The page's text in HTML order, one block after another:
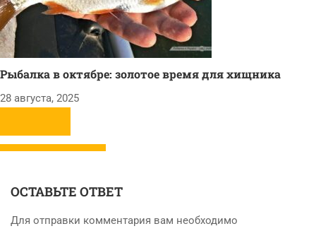
Рыбалка в октябре: золотое время для хищника
28 августа, 2025
ОСТАВЬТЕ ОТВЕТ
Для отправки комментария вам необходимо